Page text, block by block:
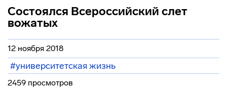
Состоялся Всероссийский слет
вожатых
12 ноября 2018
#университетская жизнь
2459 просмотров